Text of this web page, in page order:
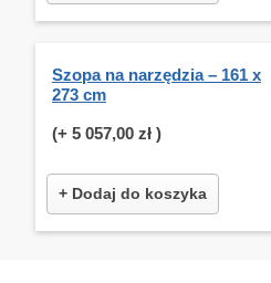
Szopa na narzędzia – 161 x
273 cm
(+ 5 057,00 zł )
+ Dodaj do koszyka